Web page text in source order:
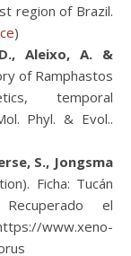
region of Brazil.
)
Aleixo, A. &
of Ramphastos
temporal
Phyl. & Evol..
S., Jongsma
Ficha: Tucán
el